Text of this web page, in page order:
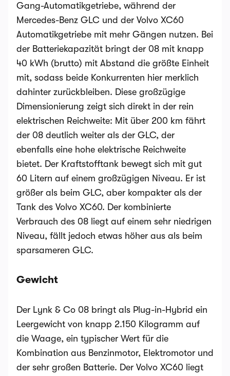
Gang-Automatikgetriebe, während der
Mercedes-Benz GLC und der Volvo XC60
Automatikgetriebe mit mehr Gängen nutzen. Bei
der Batteriekapazität bringt der 08 mit knapp
40 kWh (brutto) mit Abstand die größte Einheit
mit, sodass beide Konkurrenten hier merklich
dahinter zurückbleiben. Diese großzügige
Dimensionierung zeigt sich direkt in der rein
elektrischen Reichweite: Mit über 200 km fährt
der 08 deutlich weiter als der GLC, der
ebenfalls eine hohe elektrische Reichweite
bietet. Der Kraftstofftank bewegt sich mit gut
60 Litern auf einem großzügigen Niveau. Er ist
größer als beim GLC, aber kompakter als der
Tank des Volvo XC60. Der kombinierte
Verbrauch des 08 liegt auf einem sehr niedrigen
Niveau, fällt jedoch etwas höher aus als beim
sparsameren GLC.
Gewicht
Der Lynk & Co 08 bringt als Plug-in-Hybrid ein
Leergewicht von knapp 2.150 Kilogramm auf
die Waage, ein typischer Wert für die
Kombination aus Benzinmotor, Elektromotor und
der sehr großen Batterie. Der Volvo XC60 liegt